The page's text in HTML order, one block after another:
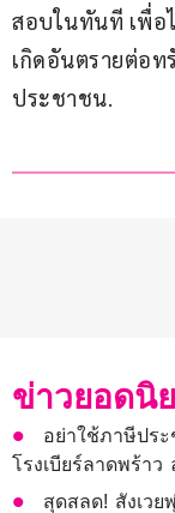
สอบในทันที เพื่อ
เกิดอันตรายต่อ
ประชาชน.
ข่าวยอดนิ
อย่าใช้ภาษีประ
โรงเบียร์ลาดพร้าว
สุดสลด! สังเวย